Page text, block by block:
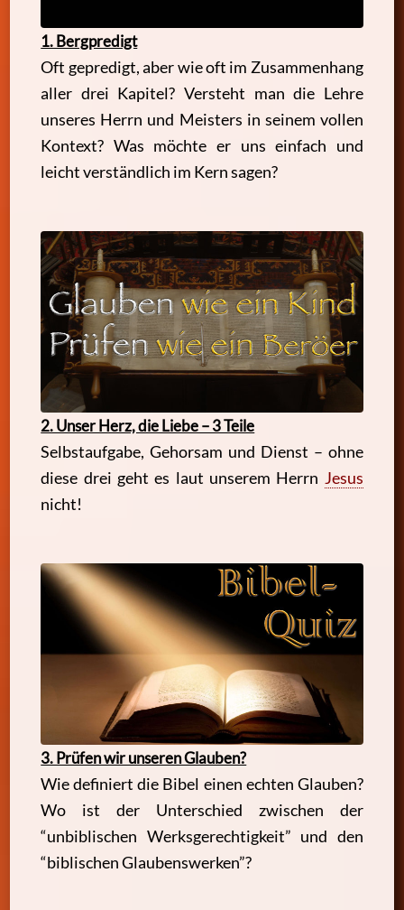
1. Bergpredigt
Oft gepredigt, aber wie oft im Zusammenhang
aller drei Kapitel? Versteht man die Lehre
unseres Herrn und Meisters in seinem vollen
Kontext? Was möchte er uns einfach und
leicht verständlich im Kern sagen?
2. Unser Herz, die Liebe – 3 Teile
Selbstaufgabe, Gehorsam und Dienst – ohne
diese drei geht es laut unserem Herrn Jesus
nicht!
3. Prüfen wir unseren Glauben?
Wie definiert die Bibel einen echten Glauben?
Wo ist der Unterschied zwischen der
“unbiblischen Werksgerechtigkeit” und den
“biblischen Glaubenswerken”?